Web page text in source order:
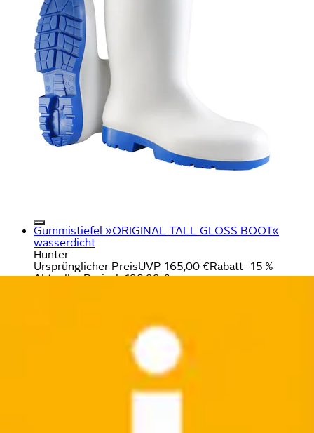
Gummistiefel »ORIGINAL TALL GLOSS BOOT«
wasserdicht
Hunter
Ursprünglicher PreisUVP 165,00 €Rabatt- 15 %
Aktueller Preisab138,99 €